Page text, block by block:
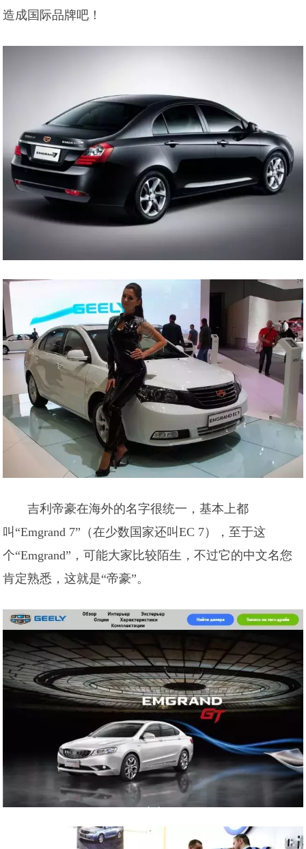
造成国际品牌吧！
吉利帝豪在海外的名字很统一，基本上都
叫“Emgrand 7”（在少数国家还叫EC 7），至于这
个“Emgrand”，可能大家比较陌生，不过它的中文名您
肯定熟悉，这就是“帝豪”。